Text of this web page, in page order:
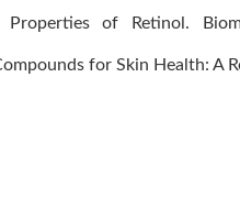
of Retinol.
for Skin Health: A